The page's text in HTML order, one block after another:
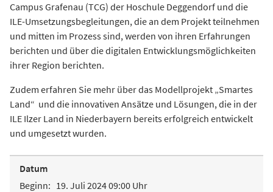
Campus Grafenau (TCG) der Hoschule Deggendorf und die
ILE-Umsetzungsbegleitungen, die an dem Projekt teilnehmen
und mitten im Prozess sind, werden von ihren Erfahrungen
berichten und über die digitalen Entwicklungsmöglichkeiten
ihrer Region berichten.
Zudem erfahren Sie mehr über das Modellprojekt „Smartes
Land“ und die innovativen Ansätze und Lösungen, die in der
ILE Ilzer Land in Niederbayern bereits erfolgreich entwickelt
und umgesetzt wurden.
Datum
Beginn: 19. Juli 2024 09:00 Uhr